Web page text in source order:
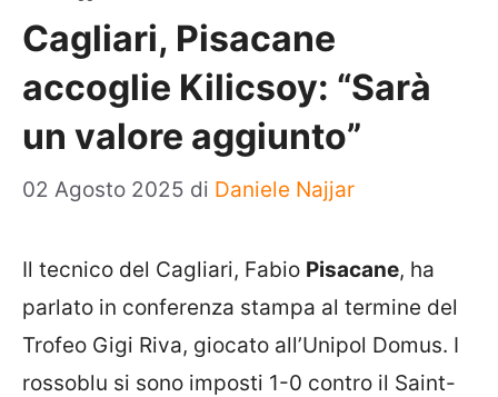
Cagliari, Pisacane
accoglie Kilicsoy: “Sarà
un valore aggiunto”
02 Agosto 2025 di Daniele Najjar
Il tecnico del Cagliari, Fabio Pisacane, ha
parlato in conferenza stampa al termine del
Trofeo Gigi Riva, giocato all’Unipol Domus. I
rossoblu si sono imposti 1-0 contro il Saint-